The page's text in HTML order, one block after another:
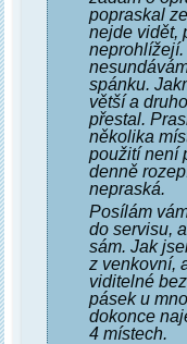
popraskal
nejde vidět,
spánku.
větší a
přestal.
několika
použití není
denně
nepraská.
Posílám
do servisu,
sám. Jak
z venkovní,
viditelné
pásek u
dokonce
4 místech.